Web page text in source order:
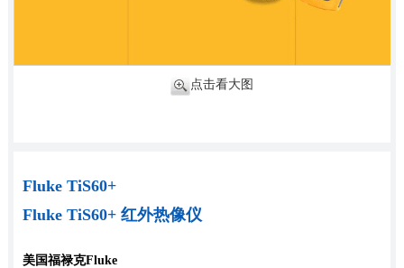
点击看大图
Fluke TiS60+
Fluke TiS60+ 红外热像仪
美国福禄克Fluke